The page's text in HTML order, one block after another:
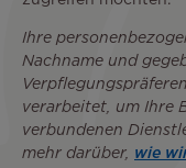
Ihre
Nachname und
verarbeitet, um Ihre
verbundenen
mehr darüber, wie